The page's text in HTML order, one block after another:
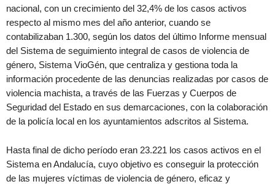
nacional, con un crecimiento del 32,4% de los casos activos
respecto al mismo mes del año anterior, cuando se
contabilizaban 1.300, según los datos del último Informe mensual
del Sistema de seguimiento integral de casos de violencia de
género, Sistema VioGén, que centraliza y gestiona toda la
información procedente de las denuncias realizadas por casos de
violencia machista, a través de las Fuerzas y Cuerpos de
Seguridad del Estado en sus demarcaciones, con la colaboración
de la policía local en los ayuntamientos adscritos al Sistema.
Hasta final de dicho período eran 23.221 los casos activos en el
Sistema en Andalucía, cuyo objetivo es conseguir la protección
de las mujeres víctimas de violencia de género, eficaz y